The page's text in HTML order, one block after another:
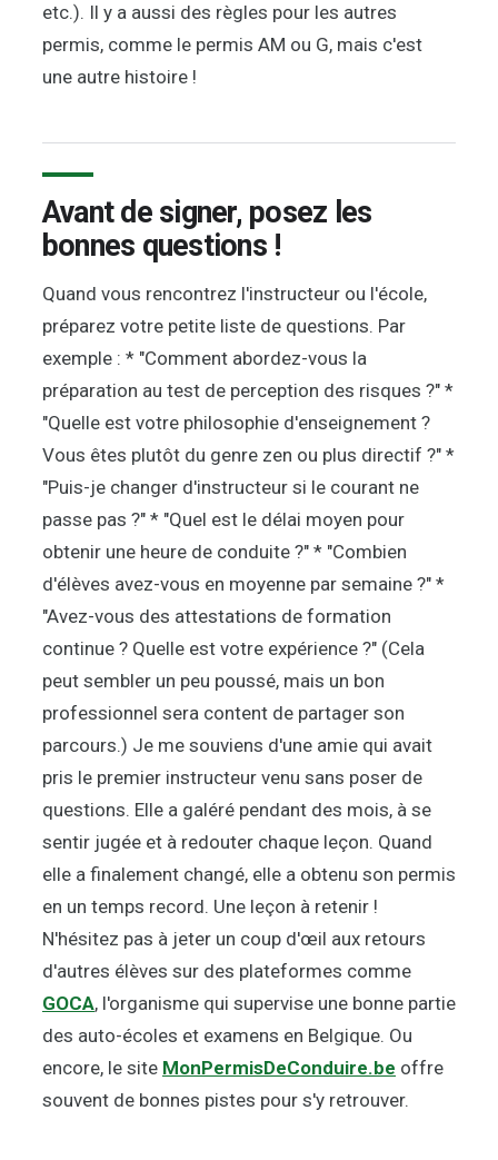
etc.). Il y a aussi des règles pour les autres
permis, comme le permis AM ou G, mais c'est
une autre histoire !
Avant de signer, posez les
bonnes questions !
Quand vous rencontrez l'instructeur ou l'école,
préparez votre petite liste de questions. Par
exemple : * "Comment abordez-vous la
préparation au test de perception des risques ?" *
"Quelle est votre philosophie d'enseignement ?
Vous êtes plutôt du genre zen ou plus directif ?" *
"Puis-je changer d'instructeur si le courant ne
passe pas ?" * "Quel est le délai moyen pour
obtenir une heure de conduite ?" * "Combien
d'élèves avez-vous en moyenne par semaine ?" *
"Avez-vous des attestations de formation
continue ? Quelle est votre expérience ?" (Cela
peut sembler un peu poussé, mais un bon
professionnel sera content de partager son
parcours.) Je me souviens d'une amie qui avait
pris le premier instructeur venu sans poser de
questions. Elle a galéré pendant des mois, à se
sentir jugée et à redouter chaque leçon. Quand
elle a finalement changé, elle a obtenu son permis
en un temps record. Une leçon à retenir !
N'hésitez pas à jeter un coup d'œil aux retours
d'autres élèves sur des plateformes comme
GOCA, l'organisme qui supervise une bonne partie
des auto-écoles et examens en Belgique. Ou
encore, le site MonPermisDeConduire.be offre
souvent de bonnes pistes pour s'y retrouver.